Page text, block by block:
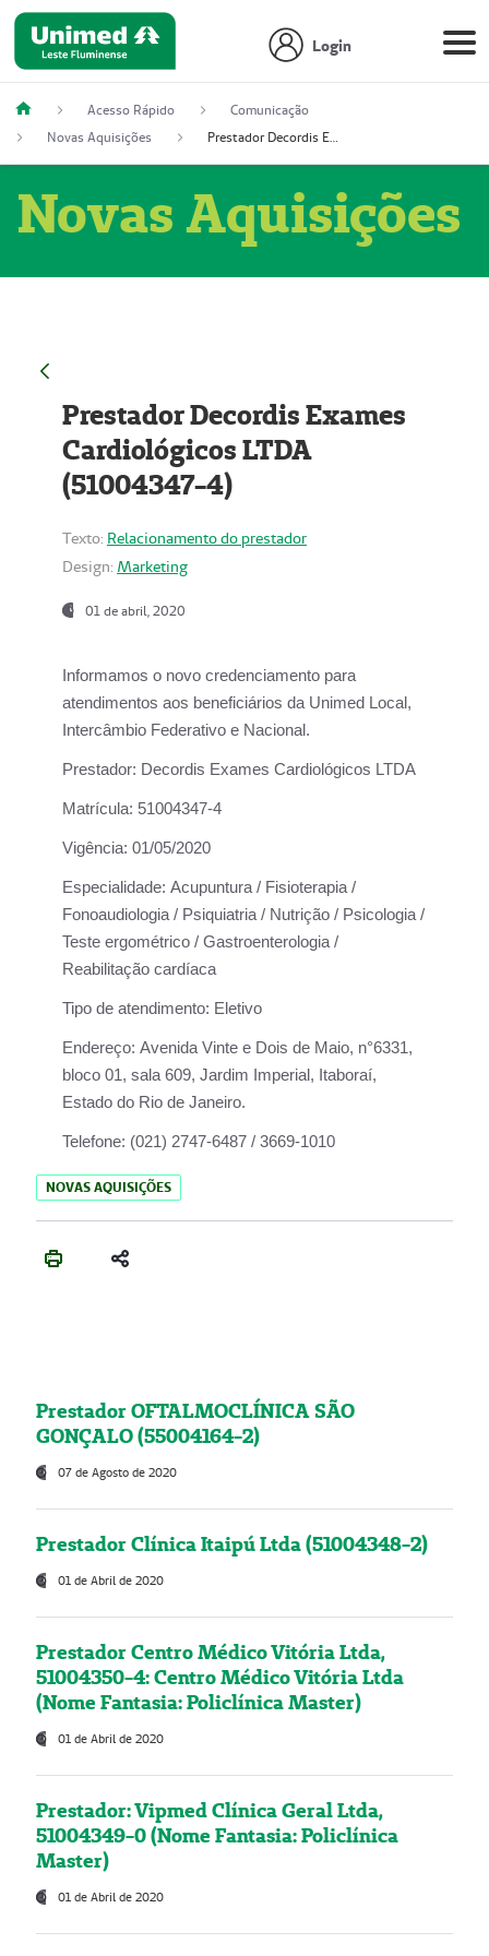
Login
Acesso Rápido
Comunicação
Novas Aquisições
Prestador Decordis Exames Cardiológicos LTDA (51004347-4)
Novas Aquisições
Prestador Decordis Exames
Cardiológicos LTDA
(51004347-4)
Texto: Relacionamento do prestador
Design: Marketing
01 de abril, 2020
Informamos o novo credenciamento para
atendimentos aos beneficiários da Unimed Local,
Intercâmbio Federativo e Nacional.
Prestador: Decordis Exames Cardiológicos LTDA
Matrícula: 51004347-4
Vigência: 01/05/2020
Especialidade: Acupuntura / Fisioterapia /
Fonoaudiologia / Psiquiatria / Nutrição / Psicologia /
Teste ergométrico / Gastroenterologia /
Reabilitação cardíaca
Tipo de atendimento: Eletivo
Endereço: Avenida Vinte e Dois de Maio, n°6331,
bloco 01, sala 609, Jardim Imperial, Itaboraí,
Estado do Rio de Janeiro.
Telefone: (021) 2747-6487 / 3669-1010
NOVAS AQUISIÇÕES
Prestador OFTALMOCLÍNICA SÃO
GONÇALO (55004164-2)
07 de Agosto de 2020
Prestador Clínica Itaipú Ltda (51004348-2)
01 de Abril de 2020
Prestador Centro Médico Vitória Ltda,
51004350-4: Centro Médico Vitória Ltda
(Nome Fantasia: Policlínica Master)
01 de Abril de 2020
Prestador: Vipmed Clínica Geral Ltda,
51004349-0 (Nome Fantasia: Policlínica
Master)
01 de Abril de 2020